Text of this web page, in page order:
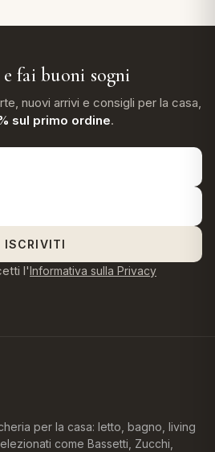
fai buoni sogni
nuovi arrivi e consigli per la casa,
sul primo ordine.
ISCRIVITI
l'Informativa sulla Privacy
per la casa: letto, bagno, living
come Bassetti, Zucchi,